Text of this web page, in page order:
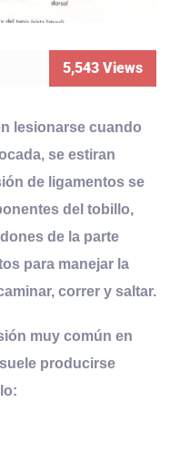
5,543 Views
lesionarse cuando
se estiran
de ligamentos se
del tobillo,
de la parte
para manejar la
correr y saltar.
muy común en
producirse